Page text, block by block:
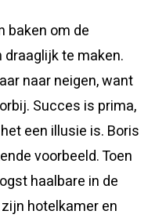
baken om de
te maken.
naar neigen, want
Succes is prima,
een illusie is. Boris
voorbeeld. Toen
haalbare in de
hotelkamer en